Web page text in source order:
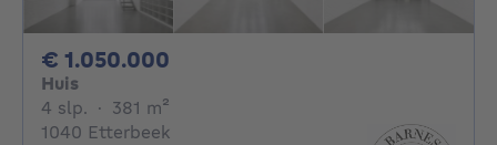
€ 1.050.000
Huis
4 slp. 4 slaapkamers
· 381 m²
1040 Etterbeek